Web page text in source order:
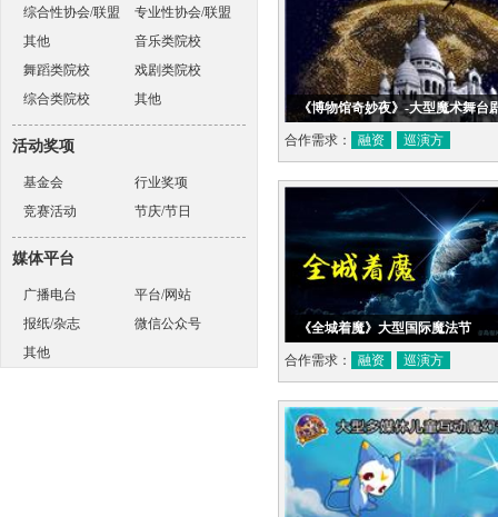
综合性协会/联盟
专业性协会/联盟
其他
音乐类院校
舞蹈类院校
戏剧类院校
综合类院校
其他
活动奖项
基金会
行业奖项
竞赛活动
节庆/节日
媒体平台
广播电台
平台/网站
报纸/杂志
微信公众号
其他
《博物馆奇妙夜》-大型魔术舞台
合作需求： 融资 巡演方
《全城着魔》大型国际魔法节
合作需求： 融资 巡演方